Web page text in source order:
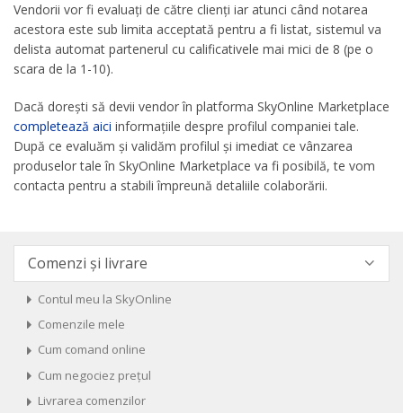
Vendorii vor fi evaluați de către clienți iar atunci când notarea
acestora este sub limita acceptată pentru a fi listat, sistemul va
delista automat partenerul cu calificativele mai mici de 8 (pe o
scara de la 1-10).
Dacă dorești să devii vendor în platforma SkyOnline Marketplace
completează aici informațiile despre profilul companiei tale.
După ce evaluăm și validăm profilul și imediat ce vânzarea
produselor tale în SkyOnline Marketplace va fi posibilă, te vom
contacta pentru a stabili împreună detaliile colaborării.
Comenzi și livrare
Contul meu la SkyOnline
Comenzile mele
Cum comand online
Cum negociez prețul
Livrarea comenzilor